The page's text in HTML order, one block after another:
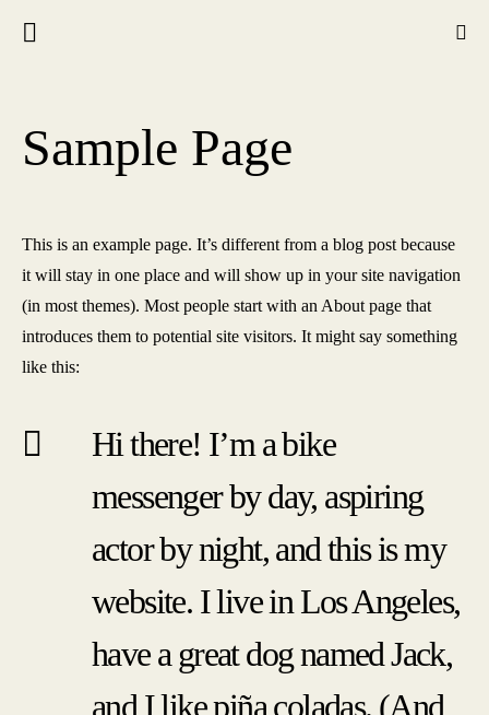
Sample Page
This is an example page. It’s different from a blog post because
it will stay in one place and will show up in your site navigation
(in most themes). Most people start with an About page that
introduces them to potential site visitors. It might say something
like this:
Hi there! I’m a bike
messenger by day, aspiring
actor by night, and this is my
website. I live in Los Angeles,
have a great dog named Jack,
and I like piña coladas. (And